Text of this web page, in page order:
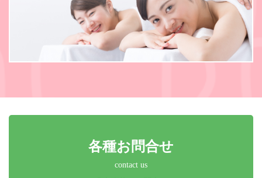
各種お問合せ
contact us